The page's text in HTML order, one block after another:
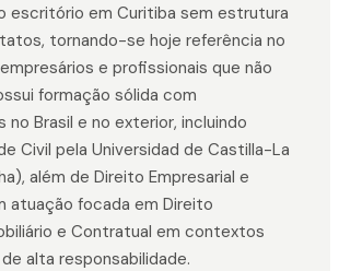
escritório em Curitiba sem estrutura
tornando-se hoje referência no
e profissionais que não
formação sólida com
no Brasil e no exterior, incluindo
Civil pela Universidad de Castilla-La
além de Direito Empresarial e
atuação focada em Direito
e Contratual em contextos
alta responsabilidade.